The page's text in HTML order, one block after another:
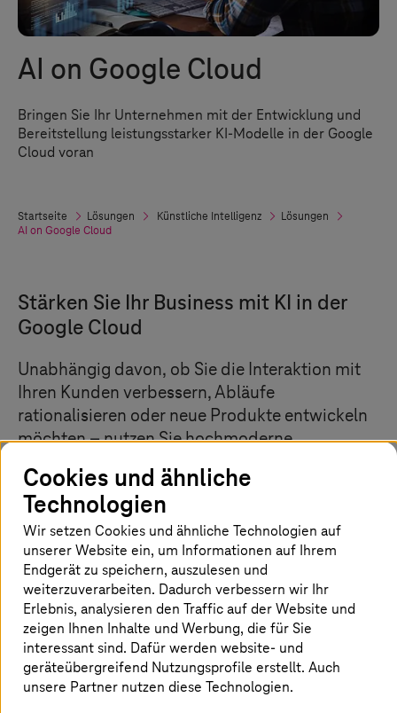
AI on Google Cloud
Bringen Sie Ihr Unternehmen mit der Entwicklung und
Bereitstellung leistungsstarker KI-Modelle in der Google
Cloud voran
Startseite Lösungen Künstliche Intelligenz
Lösungen
AI on Google Cloud
Stärken Sie Ihr Business mit KI in der
Google Cloud
Unabhängig davon, ob Sie die Interaktion mit
Ihren Kunden verbessern, Abläufe
rationalisieren oder neue Produkte entwickeln
möchten – nutzen Sie hochmoderne,
passen Sie diese an Ihre individuellen
Anforderungen an. Beschleunigen Sie Ihre KI-
Projekte und erzielen Sie außergewöhnliche
Ergebnisse. Als Google Cloud Premier Partner
bieten wir fortschrittliche Lösungen mit KI und
generativer KI (GenAI), um Ihr Unternehmen zu
transformieren.
Fortschrittliche KI-Services der Google
Cookies und ähnliche
Technologien
Wir setzen Cookies und ähnliche Technologien auf
unserer Website ein, um Informationen auf Ihrem
Endgerät zu speichern, auszulesen und
weiterzuverarbeiten. Dadurch verbessern wir Ihr
Erlebnis, analysieren den Traffic auf der Website und
zeigen Ihnen Inhalte und Werbung, die für Sie
interessant sind. Dafür werden website- und
geräteübergreifend Nutzungsprofile erstellt. Auch
unsere Partner nutzen diese Technologien.